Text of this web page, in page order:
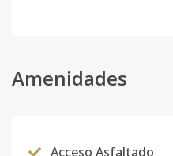
Amenidades
Acceso Asfaltado